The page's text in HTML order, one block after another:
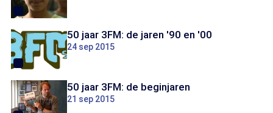
50 jaar 3FM: de jaren '90 en '00
24 sep 2015
50 jaar 3FM: de beginjaren
21 sep 2015